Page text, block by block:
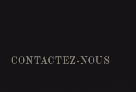
CONTACTEZ-NOUS